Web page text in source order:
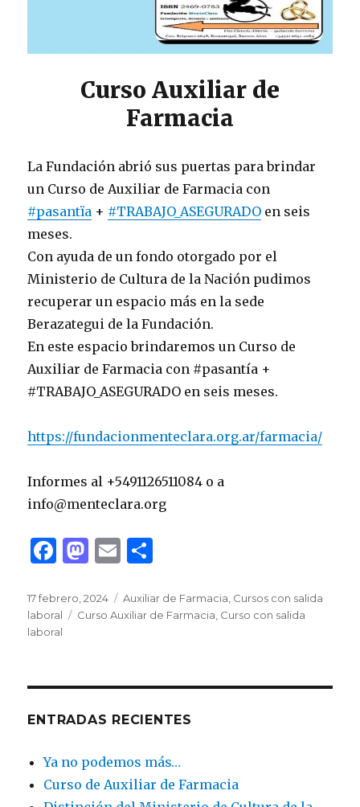
Curso Auxiliar de
Farmacia
La Fundación abrió sus puertas para brindar
un Curso de Auxiliar de Farmacia con
#pasantïa + #TRABAJO_ASEGURADO en seis
meses.
Con ayuda de un fondo otorgado por el
Ministerio de Cultura de la Nación pudimos
recuperar un espacio más en la sede
Berazategui de la Fundación.
En este espacio brindaremos un Curso de
Auxiliar de Farmacia con #pasantía +
#TRABAJO_ASEGURADO en seis meses.
https://fundacionmenteclara.org.ar/farmacia/
Informes al +5491126511084 o a
info@menteclara.org
F
c
e
o
k
M
to
d
n
E
ai
l
m
p
ti
Publicado
el
17 febrero, 2024 Categorías
Auxiliar de Farmacia Cursos con salida
laboral
Etiquetas
Curso Auxiliar de Farmacia Curso con salida
laboral
ENTRADAS RECIENTES
Ya no podemos más…
Curso de Auxiliar de Farmacia